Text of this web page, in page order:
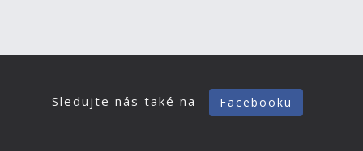
Sledujte nás také na Facebooku